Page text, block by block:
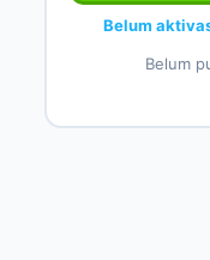
Belum
Belum